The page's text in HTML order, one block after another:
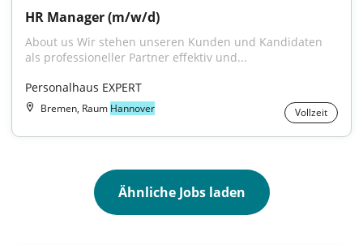
HR Manager (m/w/d)
About us Wir stehen unseren Kunden und Kandidaten
als professioneller Partner effektiv und...
Personalhaus EXPERT
Bremen, Raum Hannover Vollzeit
Ähnliche Jobs laden